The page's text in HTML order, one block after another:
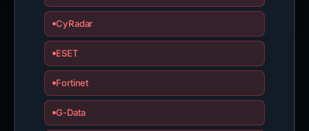
CyRadar
ESET
Fortinet
G-Data